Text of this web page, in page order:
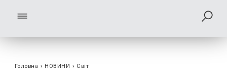
Головна › НОВИНИ › Світ